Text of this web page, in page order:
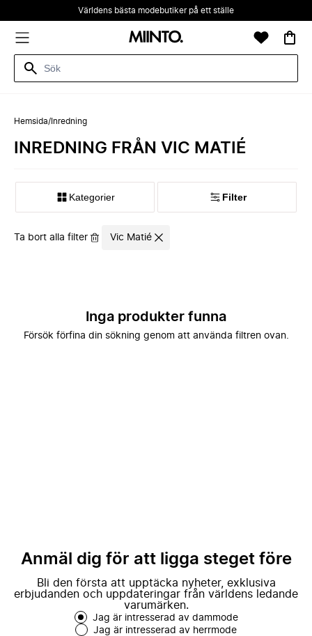
Världens bästa modebutiker på ett ställe
Hemsida/ Inredning
INREDNING FRÅN VIC MATIÉ
Kategorier Filter
Ta bort alla filter Vic Matié
Inga produkter funna
Försök förfina din sökning genom att använda filtren ovan.
Anmäl dig för att ligga steget före
Bli den första att upptäcka nyheter, exklusiva
erbjudanden och uppdateringar från världens ledande
varumärken.
Jag är intresserad av dammode
Jag är intresserad av herrmode